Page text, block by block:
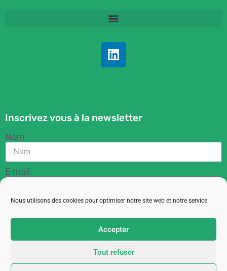
Nous utilisons des cookies pour optimiser notre site web et notre service.
Accepter
Tout refuser
Inscrivez vous à la newsletter
Nom
E-mail
RGPD
En cochant cette case, vous acceptez de recevoir
des informations de la part de l'ACIT
M'inscrire